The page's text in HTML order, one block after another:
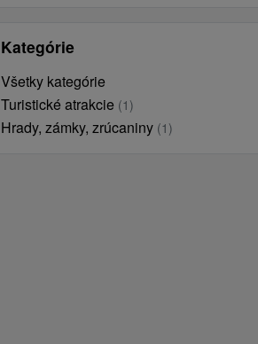
Kategórie
Všetky kategórie
Turistické atrakcie (1)
Hrady, zámky, zrúcaniny (1)